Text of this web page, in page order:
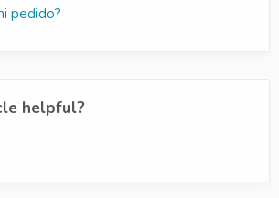
pedido?
helpful?